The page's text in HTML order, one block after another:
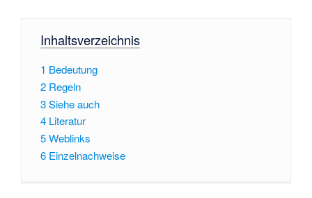
Inhaltsverzeichnis
1 Bedeutung
2 Regeln
3Siehe auch
4 Literatur
5Weblinks
6 Einzelnachweise